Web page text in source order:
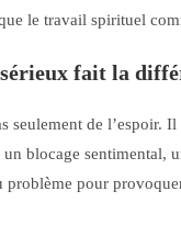
le travail spirituel
fait la
seulement de
blocage sentimental,
problème pour